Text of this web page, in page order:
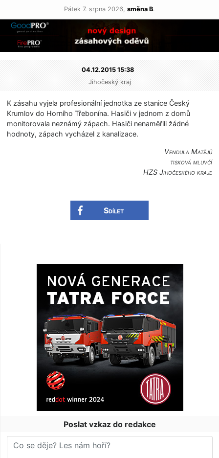
Pátek 7. srpna 2026, směna B.
04.12.2015 15:38
Jihočeský kraj
K zásahu vyjela profesionální jednotka ze stanice Český
Krumlov do Horního Třebonína. Hasiči v jednom z domů
monitorovala neznámý zápach. Hasiči nenaměřili žádné
hodnoty, zápach vycházel z kanalizace.
Vendula Matějů
tisková mluvčí
HZS Jihočeského kraje
Sdílet
Poslat vzkaz do redakce